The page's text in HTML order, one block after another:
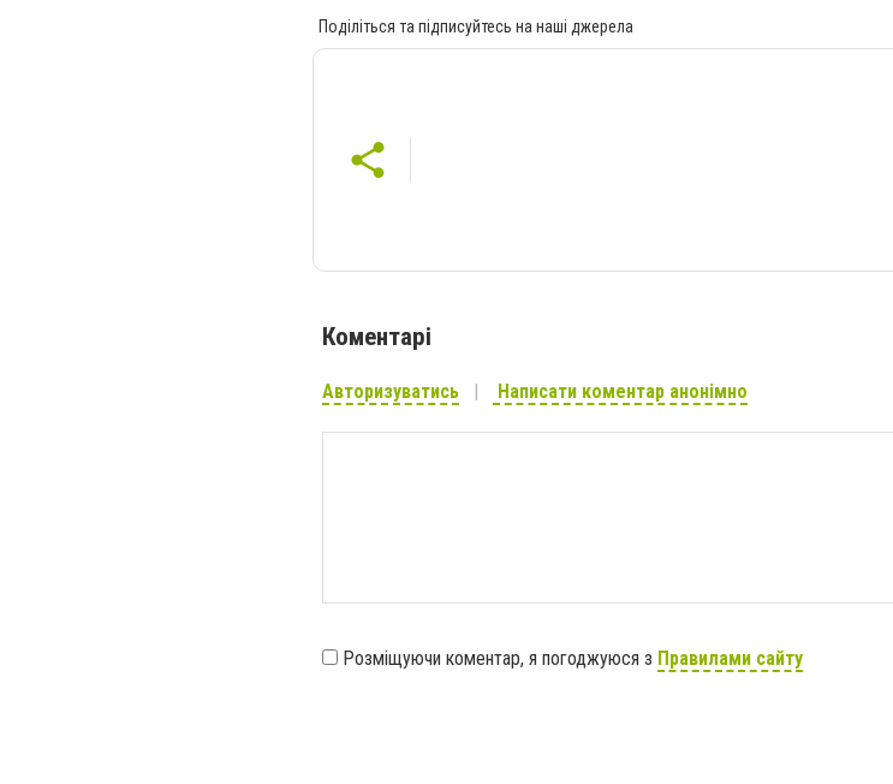
Поділіться та підписуйтесь на наші джерела
Коментарі
Авторизуватись Написати коментар анонімно
Розміщуючи коментар, я погоджуюся з Правилами сайту